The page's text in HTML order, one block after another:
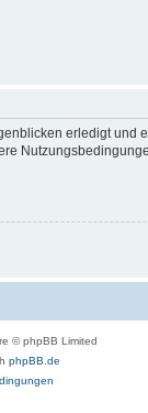
erledigt
© phpBB Limited
phpBB.de